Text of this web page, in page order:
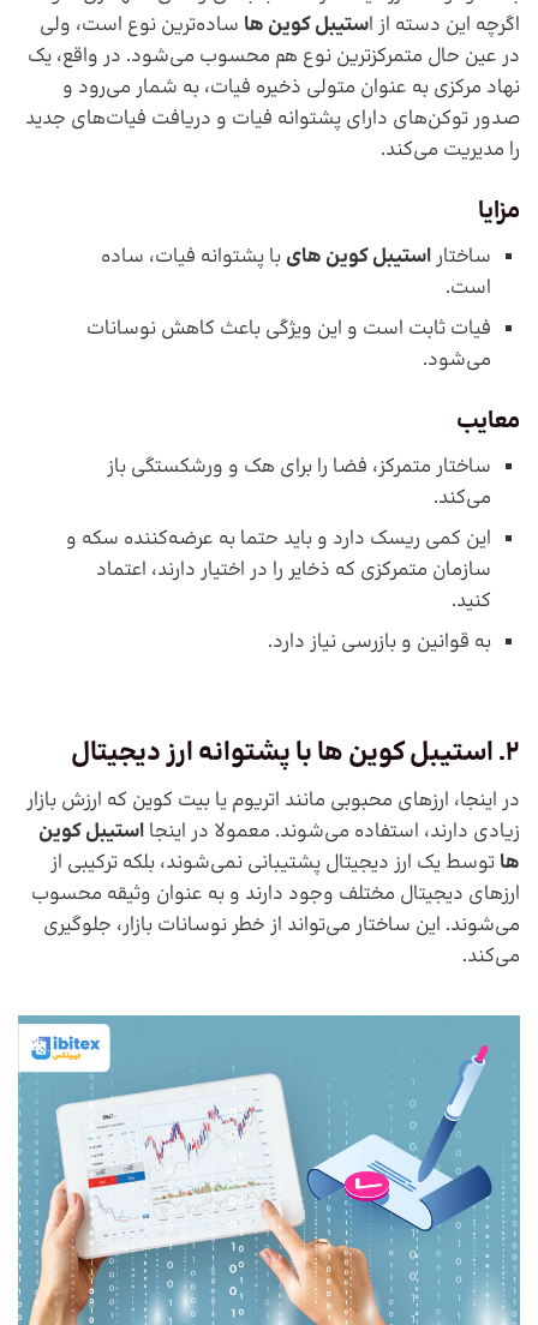
اگرچه این دسته از استیبل کوین ها ساده‌ترین نوع است، ولی
در عین حال متمرکزترین نوع هم محسوب می‌شود. در واقع، یک
نهاد مرکزی به عنوان متولی ذخیره فیات، به شمار می‌رود و
صدور توکن‌های دارای پشتوانه فیات و دریافت فیات‌های جدید
را مدیریت می‌کند.
مزایا
ساختار استیبل کوین های با پشتوانه فیات، ساده
است.
فیات ثابت است و این ویژگی باعث کاهش نوسانات
می‌شود.
معایب
ساختار متمرکز، فضا را برای هک و ورشکستگی باز
می‌کند.
این کمی ریسک دارد و باید حتما به عرضه‌کننده سکه و
سازمان متمرکزی که ذخایر را در اختیار دارند، اعتماد
کنید.
به قوانین و بازرسی نیاز دارد.
2. استیبل کوین ها با پشتوانه ارز دیجیتال
در اینجا، ارزهای محبوبی مانند اتریوم یا بیت کوین که ارزش بازار
زیادی دارند، استفاده می‌شوند. معمولا در اینجا استیبل کوین
ها توسط یک ارز دیجیتال پشتیبانی نمی‌شوند، بلکه ترکیبی از
ارزهای دیجیتال مختلف وجود دارند و به عنوان وثیقه محسوب
می‌شوند. این ساختار می‌تواند از خطر نوسانات بازار، جلوگیری
می‌کند.